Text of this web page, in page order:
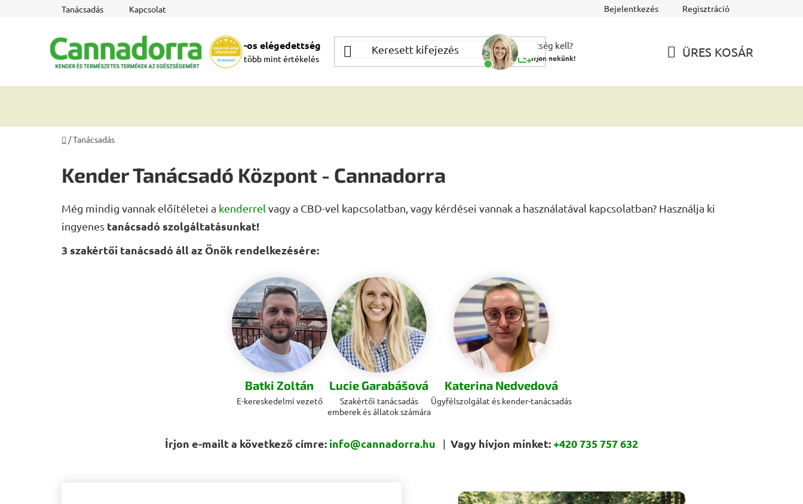
tartalomhoz
Tanácsadás Kapcsolat Bejelentkezés Regisztráció
-os elégedettség
több mintértékelés
Segítség kell?
Írjon nekünk! ÜRES KOSÁR
Kezdőlap
/Tanácsadás
Kender Tanácsadó Központ - Cannadorra
Még mindig vannak előítéletei a kenderrel vagy a CBD-vel kapcsolatban, vagy kérdései vannak a használatával kapcsolatban? Használja ki
ingyenes tanácsadó szolgáltatásunkat!
3 szakértői tanácsadó áll az Önök rendelkezésére:
Batki Zoltán
E-kereskedelmi vezető
Lucie Garabášová
Szakértői tanácsadás
emberek és állatok számára
Katerina Nedvedová
Ügyfélszolgálat és kender-tanácsadás
Írjon e-mailt a következő címre: info@cannadorra.hu | Vagy hívjon minket:+420 735 757 632